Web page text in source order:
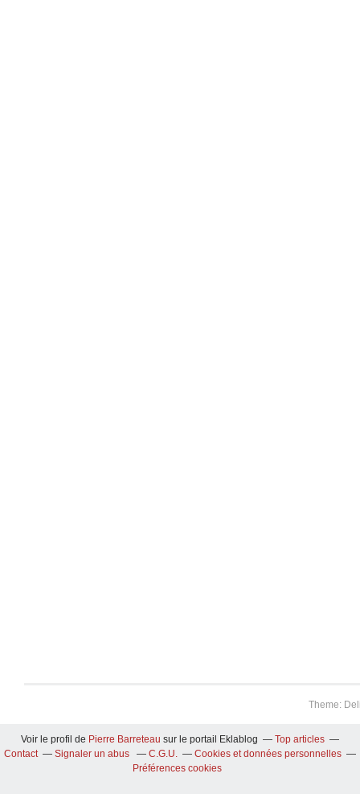
Theme:
Voir le profil de Pierre Barreteau sur le portail Eklablog
Top articles
Contact
Signaler un abus C.G.U.
Cookies et données personnelles
Préférences cookies